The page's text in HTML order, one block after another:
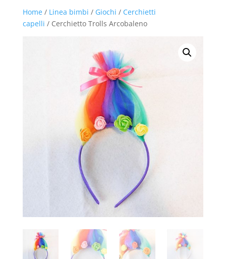
Home/ Linea bimbi / Giochi / Cerchietti
capelli / Cerchietto Trolls Arcobaleno